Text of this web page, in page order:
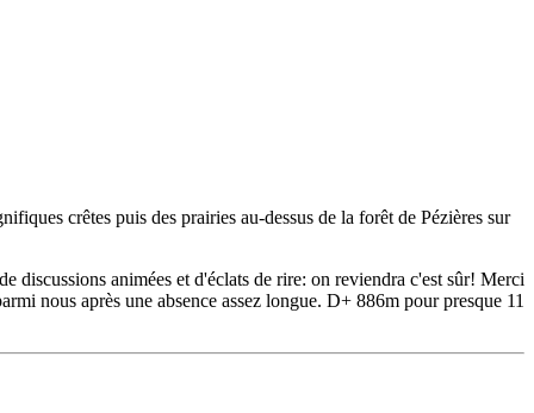
crêtes puis des prairies au-dessus de la forêt de Pézières sur
discussions animées et d'éclats de rire: on reviendra c'est sûr! Merci
nous après une absence assez longue. D+ 886m pour presque 11